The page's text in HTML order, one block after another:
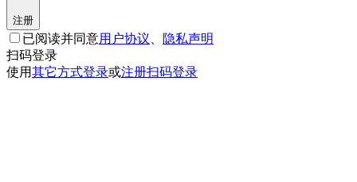
注册
已阅读并同意用户协议
隐私声明
扫码登录
使用其它方式登录或注册扫码登录